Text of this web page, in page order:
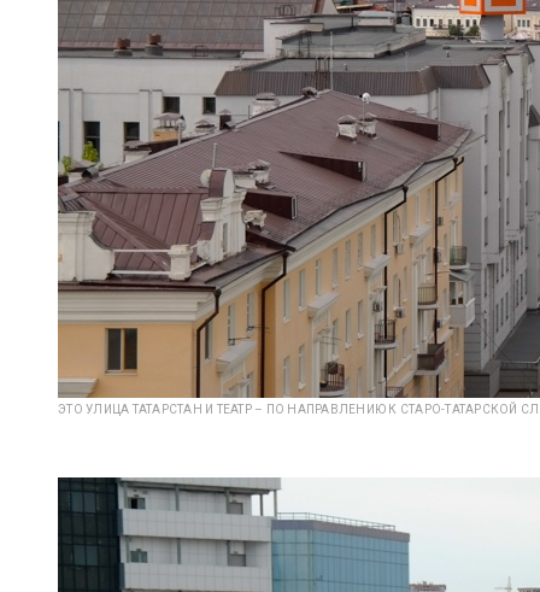
ЭТО УЛИЦА ТАТАРСТАН И ТЕАТР – ПО НАПРАВЛЕНИЮ К СТАРО-ТАТАРСКОЙ